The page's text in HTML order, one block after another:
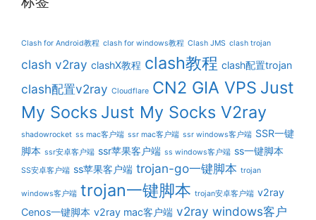
Clash for Android教程 clash for windows教程 Clash JMS clash trojan
clash v2ray clashX教程 clash教程 clash配置trojan
clash配置v2ray Cloudflare CN2 GIA VPS Just
My Socks Just My Socks V2ray
shadowrocket ss mac客户端 ssr mac客户端 ssr windows客户端 SSR一键
脚本 ssr安卓客户端 ssr苹果客户端 ss windows客户端 ss一键脚本
SS安卓客户端 ss苹果客户端 trojan-go一键脚本 trojan
windows客户端 trojan一键脚本 trojan安卓客户端 v2ray
Cenos一键脚本 v2ray mac客户端 v2ray windows客户